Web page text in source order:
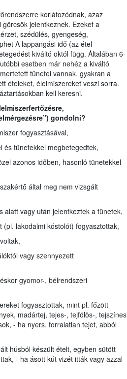
korlátozódnak, azaz
jelentkeznek. Ezeket a
szédülés, gyengeség,
A lappangási idő (az étel
kiváltó októl függ. Általában 6-
esetben már nehéz a kiváltó
tünetei vannak, gyakran a
ételeket, élelmiszereket veszi sorra.
kell keresni.
gondolni?
fogyasztásával,
és tünetekkel megbetegedtek,
azonos időben, hasonló tünetekkel
által meg nem vizsgált
alatt vagy után jelentkeztek a tünetek,
lakodalmi kóstolót) fogyasztottak,
vagy szennyezett
gyomor-, bélrendszeri
fogyasztottak, mint pl. főzött
madártej, tejes-, tejfölös-, tejszínes
- ha nyers, forralatlan tejet, abból
húsból készült ételt, egyben sütött
- ha ásott kút vizét itták vagy azzal